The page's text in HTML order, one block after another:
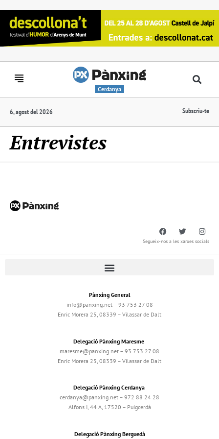
Cerdanya
6, agost del 2026 Subscriu-te
Entrevistes
Segueix-nos a les xarxes socials
Pànxing General
info@panxing.net – 93 753 27 08
Enric Morera 25, 08339 – Vilassar de Dalt
Delegació Pànxing Maresme
maresme@panxing.net – 93 753 27 08
Enric Morera 25, 08339 – Vilassar de Dalt
Delegació Pànxing Cerdanya
cerdanya@panxing.net – 972 88 24 28
Alfons I, 44 A, 17520 – Puigcerdà
Delegació Pànxing Berguedà